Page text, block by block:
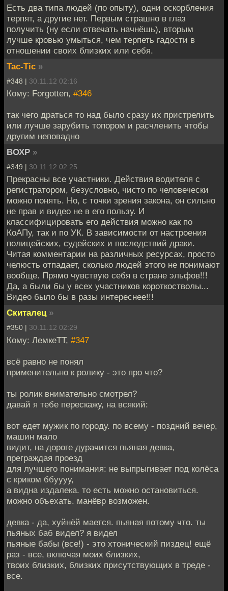
Есть два типа людей (по опыту), одни оскорбления
терпят, а другие нет. Первым страшно в глаз
получить (ну если отвечать начнёшь), вторым
лучше кровью умыться, чем терпеть гадости в
отношении своих близких или себя.
Tac-Tic »
#348 | 30.11.12 02:16
Кому: Forgotten, #346
так чего драться то над было сразу их пристрелить
или лучше зарубить топором и расчленить чтобы
другим неповадно
ВОХР »
#349 | 30.11.12 02:25
Прекрасны все участники. Действия водителя с
регистратором, безусловно, чисто по человечески
можно понять. Но, с точки зрения закона, он сильно
не прав и видео не в его пользу. И
классифицировать его действия можно как по
КоАПу, так и по УК. В зависимости от настроения
полицейских, судейских и последствий драки.
Читая комментарии на различных ресурсах, просто
челюсть отпадает, сколько людей этого не понимают
вообще. Прямо чувствую себя в стране эльфов!!!
Да, а были бы у всех участников короткостволы...
Видео было бы в разы интереснее!!!
Скиталец »
#350 | 30.11.12 02:29
Кому: ЛемкеТТ, #347
всё равно не понял
применительно к ролику - это про что?
ты ролик внимательно смотрел?
давай я тебе перескажу, на всякий:
вот едет мужик по городу. по всему - поздний вечер,
машин мало
видит, на дороге дурачится пьяная девка,
преграждая проезд
для лучшего понимания: не выпрыгивает под колёса
с криком ббуууу,
а видна издалека. то есть можно остановиться.
можно объехать. манёвр возможен.
девка - да, хуйнёй мается. пьяная потому что. ты
пьяных баб видел? я видел
пьяные бабы (все!) - это хтонический пиздец! ещё
раз - все, включая моих близких,
твоих близких, близких присутствующих в треде -
все.